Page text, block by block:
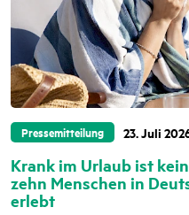
Pressemitteilung 23. Juli
Krank im Urlaub ist
zehn Menschen in
erlebt